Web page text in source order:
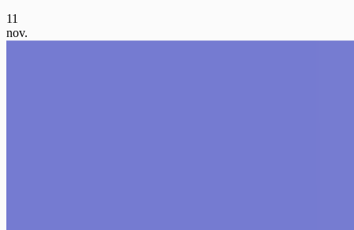
11
nov.